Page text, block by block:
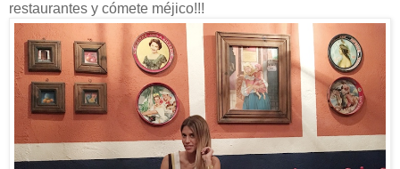
restaurantes y cómete méjico!!!